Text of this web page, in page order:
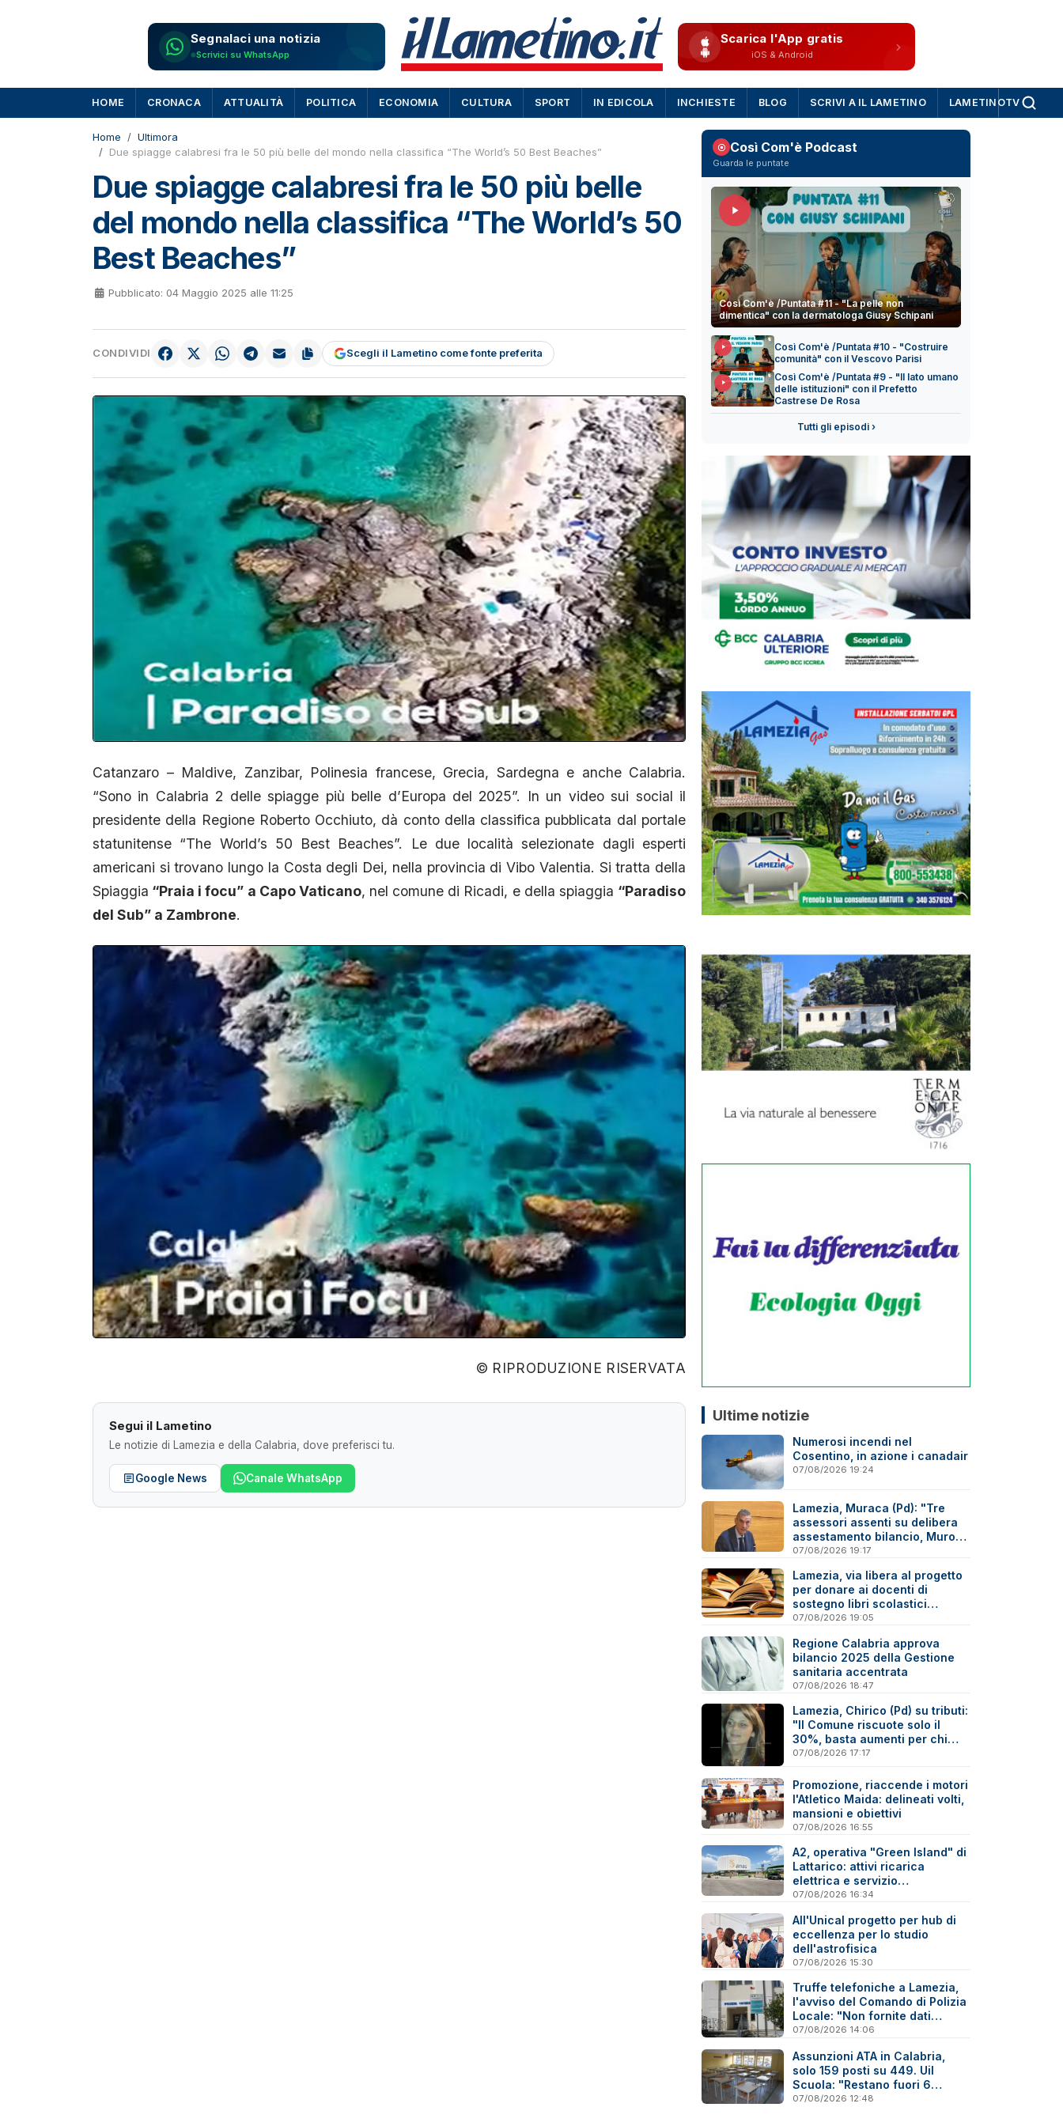
Segnalaci una notizia
Scrivici su WhatsApp
Scarica l'App gratis
iOS & Android
HOME CRONACA ATTUALITÀ POLITICA ECONOMIA CULTURA SPORT IN EDICOLA INCHIESTE BLOG SCRIVI A IL LAMETINO LAMETINOTV
Home
Ultimora
Due spiagge calabresi fra le 50 più belle del mondo nella classifica “The World’s 50 Best Beaches”
Due spiagge calabresi fra le 50 più belle
del mondo nella classifica “The World’s 50
Best Beaches”
Pubblicato: 04 Maggio 2025 alle 11:25
CONDIVIDI Scegli il Lametino come fonte preferita
Catanzaro – Maldive, Zanzibar, Polinesia francese, Grecia, Sardegna e anche Calabria.
“Sono in Calabria 2 delle spiagge più belle d’Europa del 2025”. In un video sui social il
presidente della Regione Roberto Occhiuto, dà conto della classifica pubblicata dal portale
statunitense “The World’s 50 Best Beaches”. Le due località selezionate dagli esperti
americani si trovano lungo la Costa degli Dei, nella provincia di Vibo Valentia. Si tratta della
Spiaggia “Praia i focu” a Capo Vaticano, nel comune di Ricadi, e della spiaggia “Paradiso
del Sub” a Zambrone.
© RIPRODUZIONE RISERVATA
Segui il Lametino
Le notizie di Lamezia e della Calabria, dove preferisci tu.
Google News Canale WhatsApp
Così Com'è Podcast
Guarda le puntate
Così Com'è /Puntata #11 - "La pelle non
dimentica" con la dermatologa Giusy Schipani
Così Com'è /Puntata #10 - "Costruire
comunità" con il Vescovo Parisi
Così Com'è /Puntata #9 - "Il lato umano
delle istituzioni" con il Prefetto
Castrese De Rosa
Tutti gli episodi ›
Ultime notizie
Numerosi incendi nel
Cosentino, in azione i canadair
07/08/2026 19:24
Lamezia, Muraca (Pd): "Tre
assessori assenti su delibera
assestamento bilancio, Murone
in difficoltà"
07/08/2026 19:17
Lamezia, via libera al progetto
per donare ai docenti di
sostegno libri scolastici
destinati al macero
07/08/2026 19:05
Regione Calabria approva
bilancio 2025 della Gestione
sanitaria accentrata
07/08/2026 18:47
Lamezia, Chirico (Pd) su tributi:
"Il Comune riscuote solo il
30%, basta aumenti per chi
paga"
07/08/2026 17:17
Promozione, riaccende i motori
l'Atletico Maida: delineati volti,
mansioni e obiettivi
07/08/2026 16:55
A2, operativa "Green Island" di
Lattarico: attivi ricarica
elettrica e servizio
sperimentale di soccorso
07/08/2026 16:34
All'Unical progetto per hub di
eccellenza per lo studio
dell'astrofisica
07/08/2026 15:30
Truffe telefoniche a Lamezia,
l'avviso del Comando di Polizia
Locale: "Non fornite dati
personali"
07/08/2026 14:06
Assunzioni ATA in Calabria,
solo 159 posti su 449. Uil
Scuola: "Restano fuori 6
precari su 10"
07/08/2026 12:48